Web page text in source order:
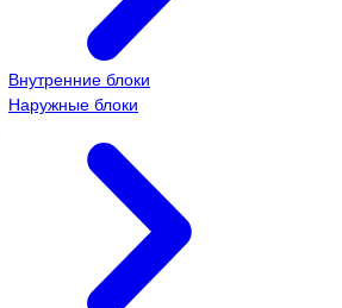
Внутренние блоки
Наружные блоки